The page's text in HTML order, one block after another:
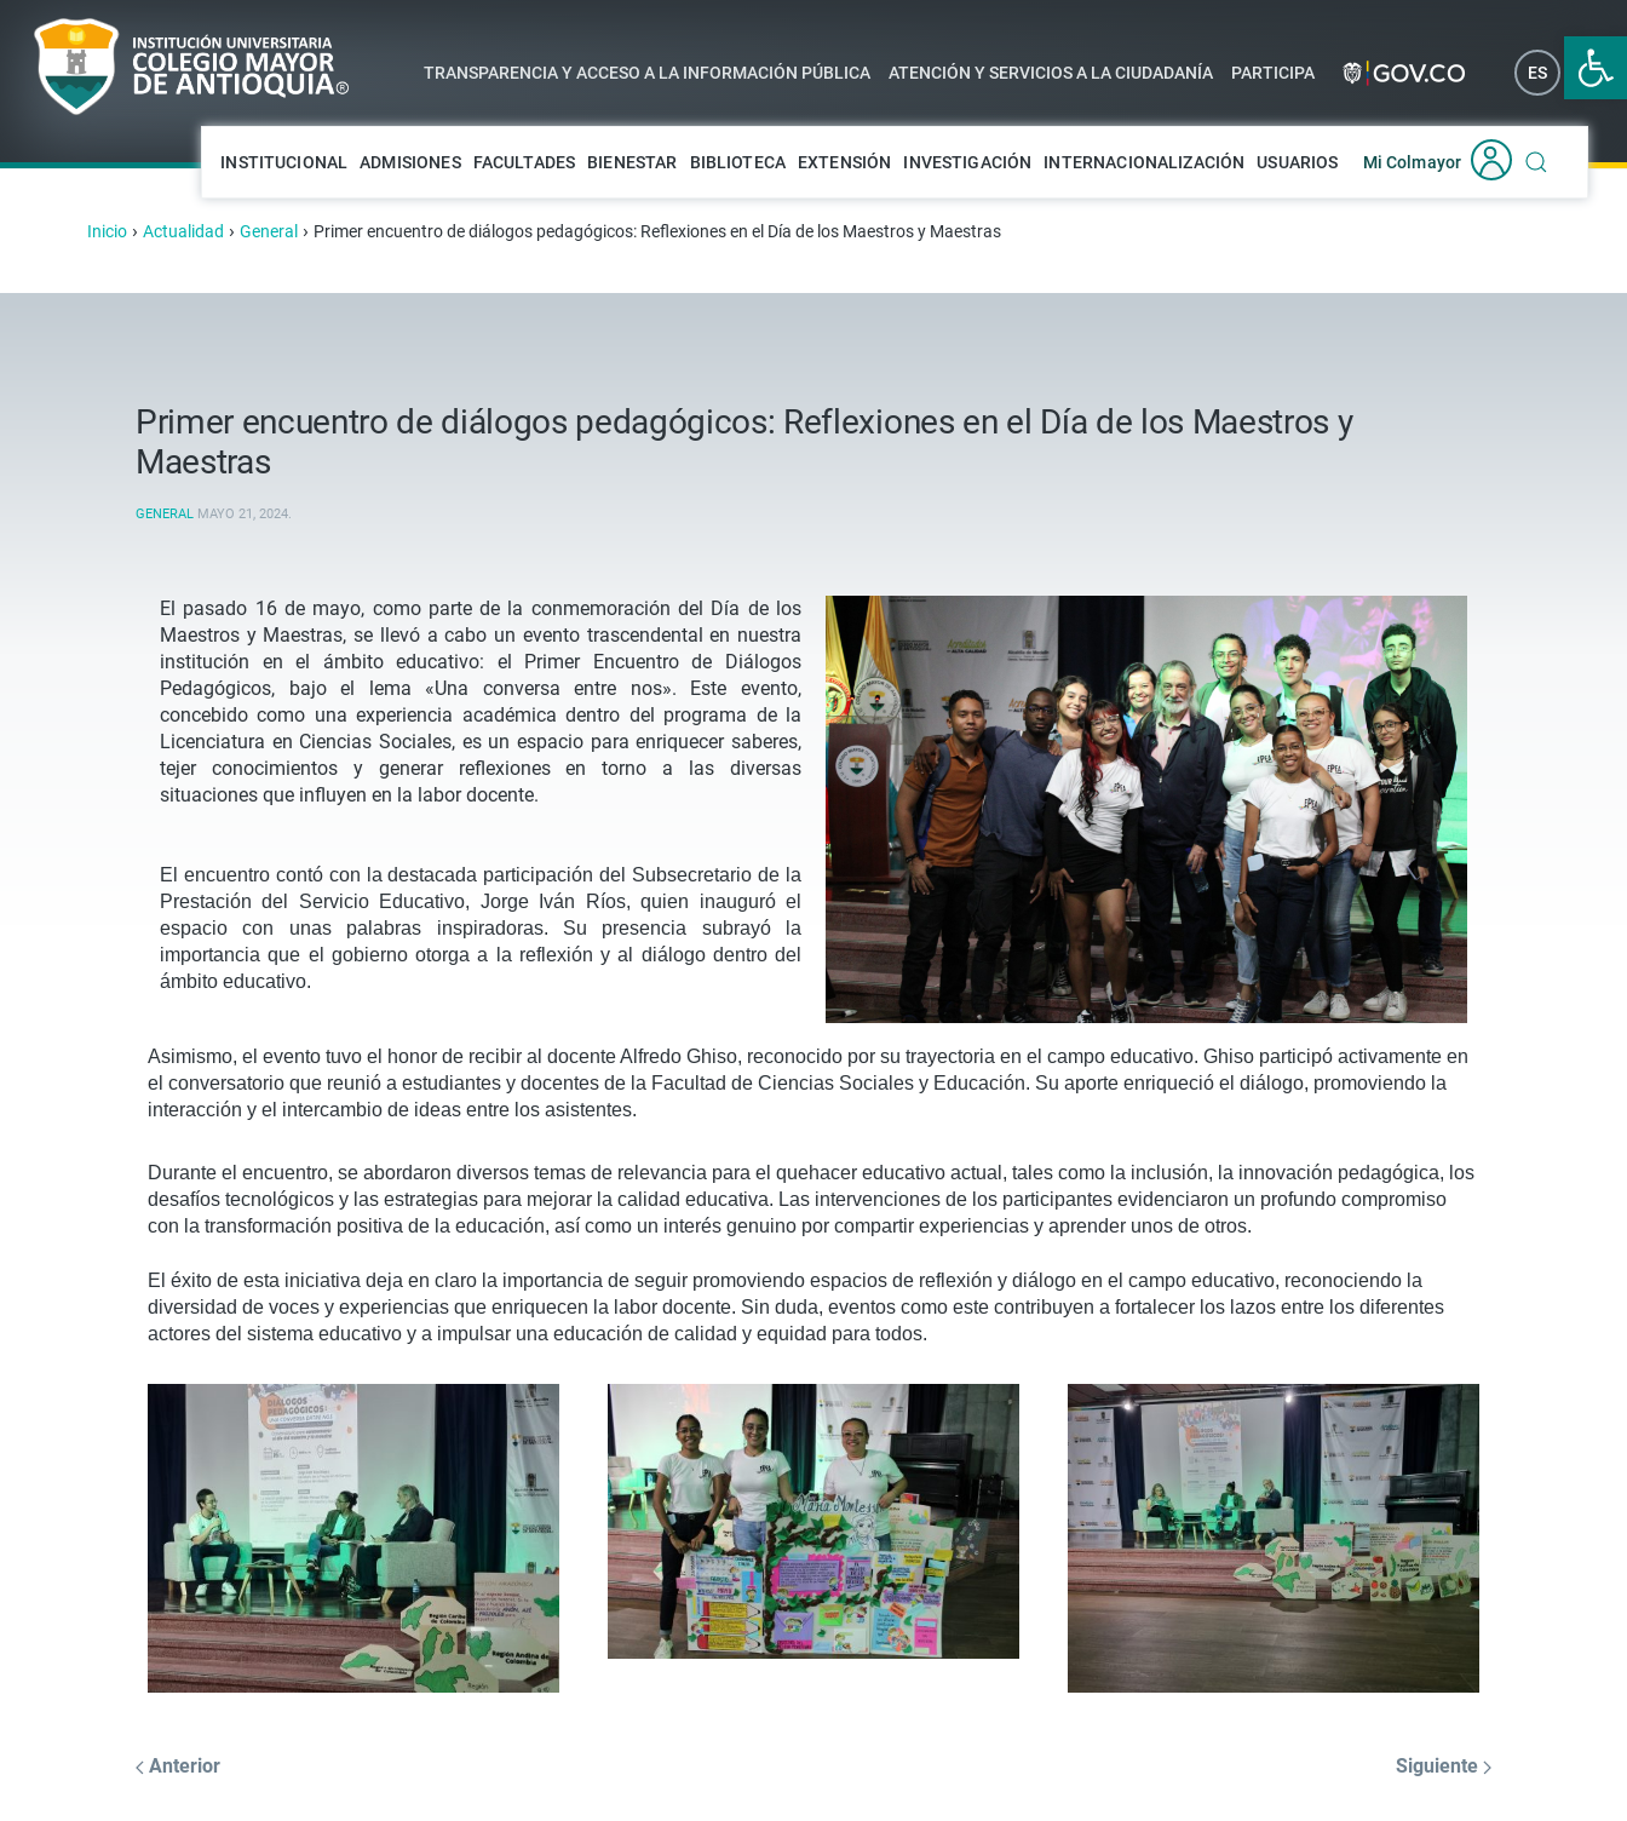
Abrir
TRANSPARENCIA Y ACCESO A LA INFORMACIÓN PÚBLICA ATENCIÓN Y SERVICIOS A LA CIUDADANÍA PARTICIPA ES EN
INSTITUCIONAL ADMISIONES FACULTADES BIENESTAR BIBLIOTECA EXTENSIÓN INVESTIGACIÓN INTERNACIONALIZACIÓN USUARIOS Mi Colmayor
Inicio › Actualidad › General › Primer encuentro de diálogos pedagógicos: Reflexiones en el Día de los Maestros y Maestras
Primer encuentro de diálogos pedagógicos: Reflexiones en el Día de los Maestros y
Maestras
GENERAL MAYO 21, 2024.
El pasado 16 de mayo, como parte de la conmemoración del Día de los
Maestros y Maestras, se llevó a cabo un evento trascendental en nuestra
institución en el ámbito educativo: el Primer Encuentro de Diálogos
Pedagógicos, bajo el lema «Una conversa entre nos». Este evento,
concebido como una experiencia académica dentro del programa de la
Licenciatura en Ciencias Sociales, es un espacio para enriquecer saberes,
tejer conocimientos y generar reflexiones en torno a las diversas
situaciones que influyen en la labor docente.
El encuentro contó con la destacada participación del Subsecretario de la
Prestación del Servicio Educativo, Jorge Iván Ríos, quien inauguró el
espacio con unas palabras inspiradoras. Su presencia subrayó la
importancia que el gobierno otorga a la reflexión y al diálogo dentro del
ámbito educativo.
Asimismo, el evento tuvo el honor de recibir al docente Alfredo Ghiso, reconocido por su trayectoria en el campo educativo. Ghiso participó activamente en
el conversatorio que reunió a estudiantes y docentes de la Facultad de Ciencias Sociales y Educación. Su aporte enriqueció el diálogo, promoviendo la
interacción y el intercambio de ideas entre los asistentes.
Durante el encuentro, se abordaron diversos temas de relevancia para el quehacer educativo actual, tales como la inclusión, la innovación pedagógica, los
desafíos tecnológicos y las estrategias para mejorar la calidad educativa. Las intervenciones de los participantes evidenciaron un profundo compromiso
con la transformación positiva de la educación, así como un interés genuino por compartir experiencias y aprender unos de otros.
El éxito de esta iniciativa deja en claro la importancia de seguir promoviendo espacios de reflexión y diálogo en el campo educativo, reconociendo la
diversidad de voces y experiencias que enriquecen la labor docente. Sin duda, eventos como este contribuyen a fortalecer los lazos entre los diferentes
actores del sistema educativo y a impulsar una educación de calidad y equidad para todos.
Anterior Siguiente